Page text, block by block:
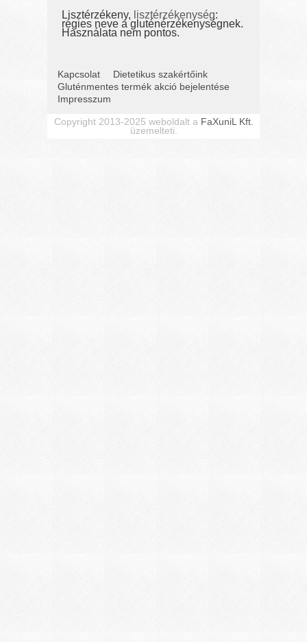
Lisztérzékeny, lisztérzékenység:
régies neve a gluténérzékenységnek.
Használata nem pontos.
Kapcsolat
Dietetikus szakértőink
Gluténmentes termék akció bejelentése
Impresszum
Copyright 2013-2025 weboldalt a FaXuniL Kft.
üzemelteti.